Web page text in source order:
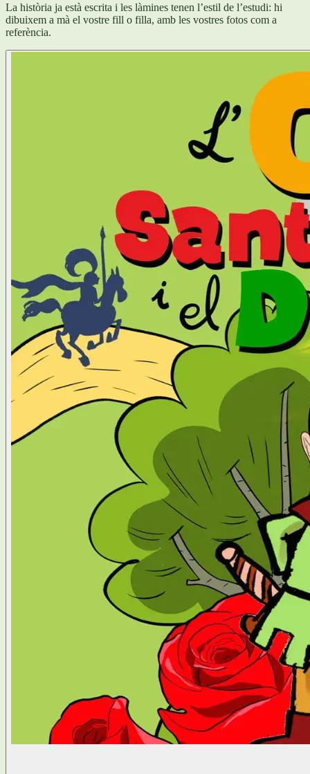
La història ja està escrita i les làmines tenen l’estil de l’estudi: hi
dibuixem a mà el vostre fill o filla, amb les vostres fotos com a
referència.